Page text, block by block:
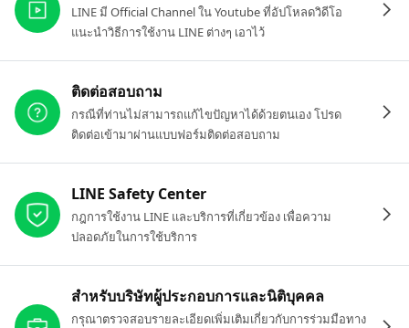
LINE มี Official Channel ใน Youtube ที่อัปโหลดวิดีโอ
แนะนำวิธีการใช้งาน LINE ต่างๆ เอาไว้
ติดต่อสอบถาม
กรณีที่ท่านไม่สามารถแก้ไขปัญหาได้ด้วยตนเอง โปรด
ติดต่อเข้ามาผ่านแบบฟอร์มติดต่อสอบถาม
LINE Safety Center
กฎการใช้งาน LINE และบริการที่เกี่ยวข้อง เพื่อความ
ปลอดภัยในการใช้บริการ
สำหรับบริษัทผู้ประกอบการและนิติบุคคล
กรุณาตรวจสอบรายละเอียดเพิ่มเติมเกี่ยวกับการร่วมมือทาง